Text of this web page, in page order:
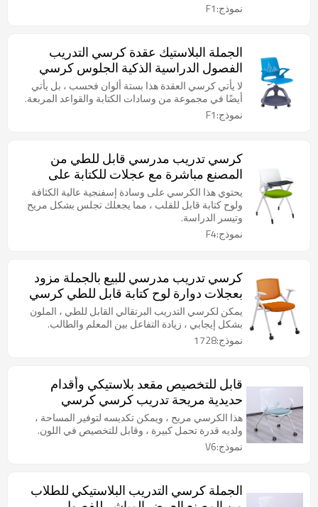
نموذج:F1
الجملة البلاستيك عقدة كرسي التدريب
الفصول الدراسية الذكية الجلوس كرسي
كرسي ذراع الكمبيوتر اللوحي المحمول مع
عجلة عجلة لطلاب المدرسة
لا يأتي كرسي العقدة هذا بستة ألوان فحسب ، بل يأتي
أيضًا في مجموعة من وسادات الكتابة والقواعد المربعة.
نموذج:F1
كرسي تدريب مدرسي قابل للطي من
المصنع مباشرة مع عجلات للكتابة على
شكل قرص مضغوط من البلاستيك
لمؤتمرات طلاب الفصل الدراسي
يحتوي هذا الكرسي على وسادة إسفنجية عالية الكثافة
ولوح كتابة قابل للقلب ، مما يجعلك تجلس بشكل مريح
وتيسر الدراسة.
نموذج:F4
كرسي تدريب مدرسي للبيع بالجملة مزود
بعجلات دوارة لوح كتابة قابل للطي كرسي
التراص في الفصل الدراسي للطلاب
يمكن لكرسي التدريب البرتقالي القابل للطي ، الملون
بشكل إيجابي ، زيادة التفاعل بين المعلم والطالب.
نموذج:1728
قابل للتخصيص مقعد بلاستيكي وأقدام
حديدية مريحة تدريب كرسي كرسي
المدرسة كرسي غرفة الاجتماعات
للمؤتمرات أو الفصول الدراسية بالمدرسة
هذا الكرسي مريح ، ويمكن تكديسه لتوفير المساحة ،
ولديه قدرة تحمل كبيرة ، وقابل للتخصيص في اللون.
نموذج:V6
الجملة كرسي التدريب البلاستيكي للطلاب